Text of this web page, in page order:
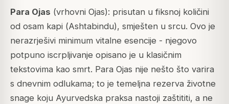
Para Ojas (vrhovni Ojas): prisutan u fiksnoj količini
od osam kapi (Ashtabindu), smješten u srcu. Ovo je
nerazrješivi minimum vitalne esencije - njegovo
potpuno iscrpljivanje opisano je u klasičnim
tekstovima kao smrt. Para Ojas nije nešto što varira
s dnevnim odlukama; to je temeljna rezerva životne
snage koju Ayurvedska praksa nastoji zaštititi, a ne